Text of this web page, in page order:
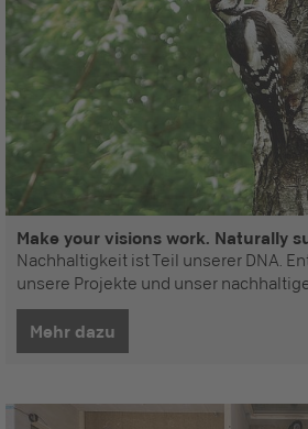
Make your visions work. Naturally
Nachhaltigkeit ist Teil unserer DNA.
unsere Projekte und unser
Mehr dazu